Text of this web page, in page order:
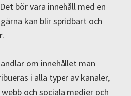
bör vara innehåll med en
kan blir spridbart och
om innehållet man
i alla typer av kanaler,
och sociala medier och